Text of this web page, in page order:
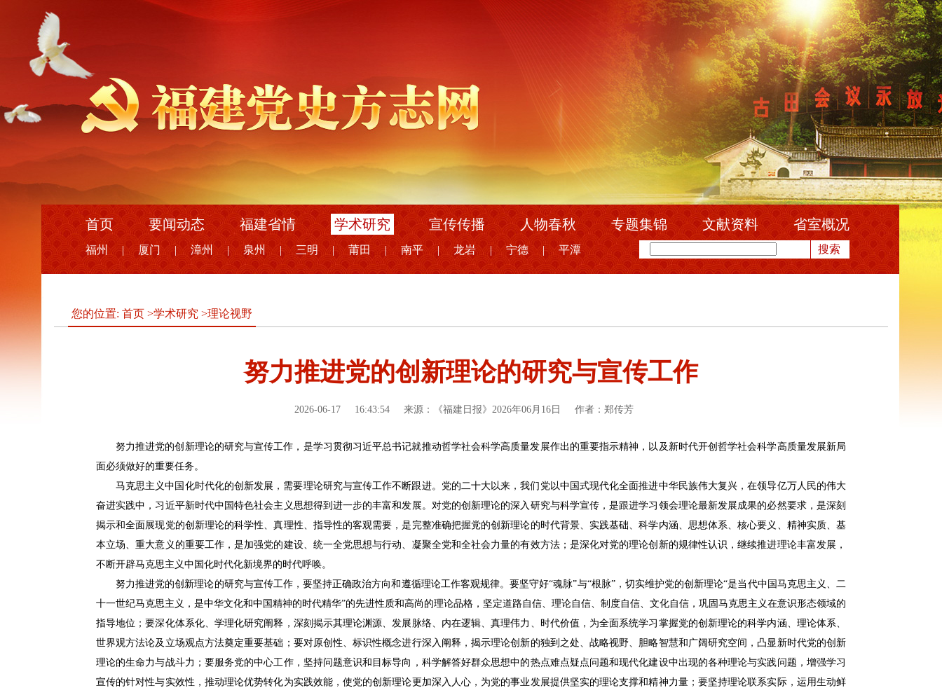
首页 要闻动态 福建省情 学术研究 宣传传播 人物春秋 专题集锦 文献资料 省室概况
福州 | 厦门 | 漳州 | 泉州 | 三明 | 莆田 | 南平 | 龙岩 | 宁德 | 平潭 搜索
您的位置: 首页 >学术研究 >理论视野
努力推进党的创新理论的研究与宣传工作
2026-06-17 16:43:54 来源：《福建日报》2026年06月16日 作者：郑传芳
努力推进党的创新理论的研究与宣传工作，是学习贯彻习近平总书记就推动哲学社会科学高质量发展作出的重要指示精神，以及新时代开创哲学社会科学高质量发展新局
面必须做好的重要任务。
马克思主义中国化时代化的创新发展，需要理论研究与宣传工作不断跟进。党的二十大以来，我们党以中国式现代化全面推进中华民族伟大复兴，在领导亿万人民的伟大
奋进实践中，习近平新时代中国特色社会主义思想得到进一步的丰富和发展。对党的创新理论的深入研究与科学宣传，是跟进学习领会理论最新发展成果的必然要求，是深刻
揭示和全面展现党的创新理论的科学性、真理性、指导性的客观需要，是完整准确把握党的创新理论的时代背景、实践基础、科学内涵、思想体系、核心要义、精神实质、基
本立场、重大意义的重要工作，是加强党的建设、统一全党思想与行动、凝聚全党和全社会力量的有效方法；是深化对党的理论创新的规律性认识，继续推进理论丰富发展，
不断开辟马克思主义中国化时代化新境界的时代呼唤。
努力推进党的创新理论的研究与宣传工作，要坚持正确政治方向和遵循理论工作客观规律。要坚守好“魂脉”与“根脉”，切实维护党的创新理论“是当代中国马克思主义、二
十一世纪马克思主义，是中华文化和中国精神的时代精华”的先进性质和高尚的理论品格，坚定道路自信、理论自信、制度自信、文化自信，巩固马克思主义在意识形态领域的
指导地位；要深化体系化、学理化研究阐释，深刻揭示其理论渊源、发展脉络、内在逻辑、真理伟力、时代价值，为全面系统学习掌握党的创新理论的科学内涵、理论体系、
世界观方法论及立场观点方法奠定重要基础；要对原创性、标识性概念进行深入阐释，揭示理论创新的独到之处、战略视野、胆略智慧和广阔研究空间，凸显新时代党的创新
理论的生命力与战斗力；要服务党的中心工作，坚持问题意识和目标导向，科学解答好群众思想中的热点难点疑点问题和现代化建设中出现的各种理论与实践问题，增强学习
宣传的针对性与实效性，推动理论优势转化为实践效能，使党的创新理论更加深入人心，为党的事业发展提供坚实的理论支撑和精神力量；要坚持理论联系实际，运用生动鲜